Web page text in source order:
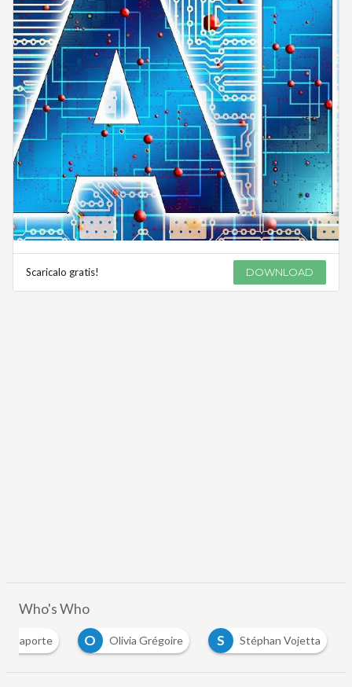
Scaricalo gratis! DOWNLOAD
Who's Who
O Olivia Grégoire S Stéphan Vojetta